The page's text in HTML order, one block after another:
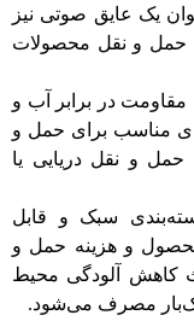
یک عایق صوتی نیز
حمل و نقل محصولات
در برابر آب و
مناسب برای حمل و
و نقل دریایی یا
سبک و قابل
و هزینه حمل و
کاهش آلودگی محیط
تک‌بار مصرف می‌شود.